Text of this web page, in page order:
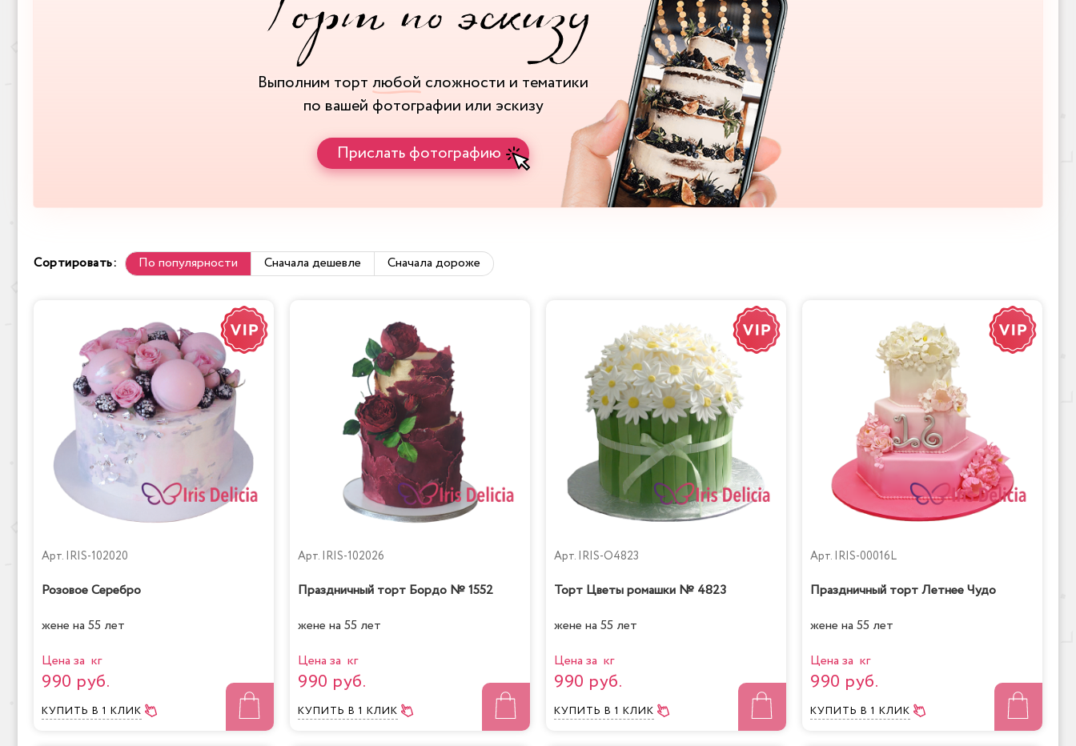
Выполним торт любой сложности и тематики
по вашей фотографии или эскизу
Прислать фотографию
Сортировать: По популярности Сначала дешевле Сначала дороже
Арт. IRIS-102020
Розовое Серебро
жене на 55 лет
Цена за кг
990 руб.
КУПИТЬ В 1 КЛИК
Арт. IRIS-102026
Праздничный торт Бордо № 1552
жене на 55 лет
Цена за кг
990 руб.
КУПИТЬ В 1 КЛИК
Арт. IRIS-O4823
Торт Цветы ромашки № 4823
жене на 55 лет
Цена за кг
990 руб.
КУПИТЬ В 1 КЛИК
Арт. IRIS-00016L
Праздничный торт Летнее Чудо
жене на 55 лет
Цена за кг
990 руб.
КУПИТЬ В 1 КЛИК